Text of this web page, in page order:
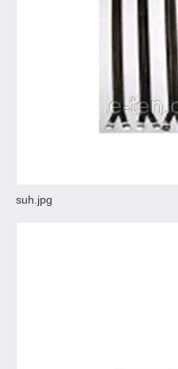
suh.jpg